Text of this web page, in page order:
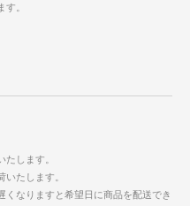
。
します。
たします。
なりますと希望日に商品を配送でき